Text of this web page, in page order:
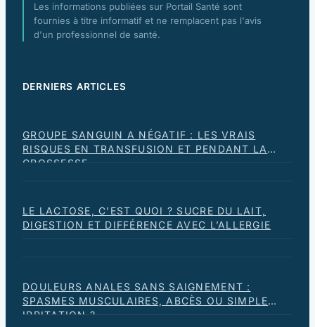
Les informations publiées sur Portail Santé sont
fournies à titre informatif et ne remplacent pas l'avis
d'un professionnel de santé.
DERNIERS ARTICLES
GROUPE SANGUIN A NÉGATIF : LES VRAIS
RISQUES EN TRANSFUSION ET PENDANT LA
GROSSESSE
LE LACTOSE, C’EST QUOI ? SUCRE DU LAIT,
DIGESTION ET DIFFÉRENCE AVEC L’ALLERGIE
DOULEURS ANALES SANS SAIGNEMENT :
SPASMES MUSCULAIRES, ABCÈS OU SIMPLE
IRRITATION ?